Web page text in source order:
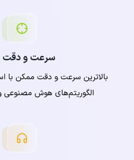
سرعت و دقت
بالاترین سرعت و دقت ممکن با
الگوریتم‌های هوش مصنوعی